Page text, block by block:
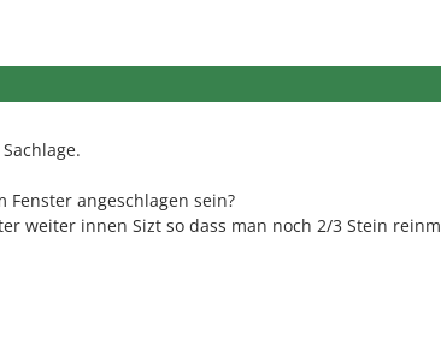
Fenster angeschlagen sein?
weiter innen Sizt so dass man noch 2/3 Stein